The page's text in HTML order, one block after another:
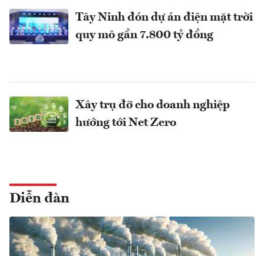
Tây Ninh đón dự án điện mặt trời
quy mô gần 7.800 tỷ đồng
Xây trụ đỡ cho doanh nghiệp
hướng tới Net Zero
Diễn đàn